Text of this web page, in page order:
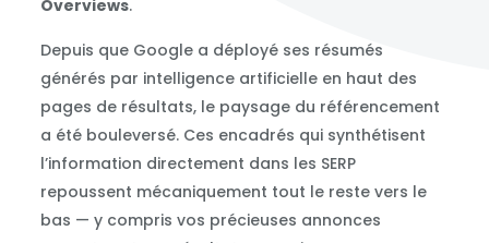
Overviews.
Depuis que Google a déployé ses résumés
générés par intelligence artificielle en haut des
pages de résultats, le paysage du référencement
a été bouleversé. Ces encadrés qui synthétisent
l’information directement dans les SERP
repoussent mécaniquement tout le reste vers le
bas — y compris vos précieuses annonces